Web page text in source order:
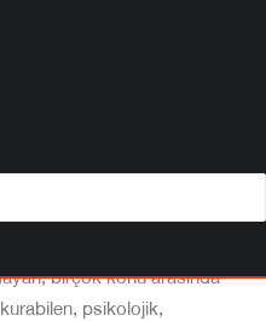
birçok konu arasında
psikolojik,